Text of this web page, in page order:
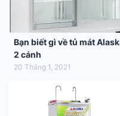
Bạn biết gì về tủ mát
2 cánh
20 Tháng 1, 2021